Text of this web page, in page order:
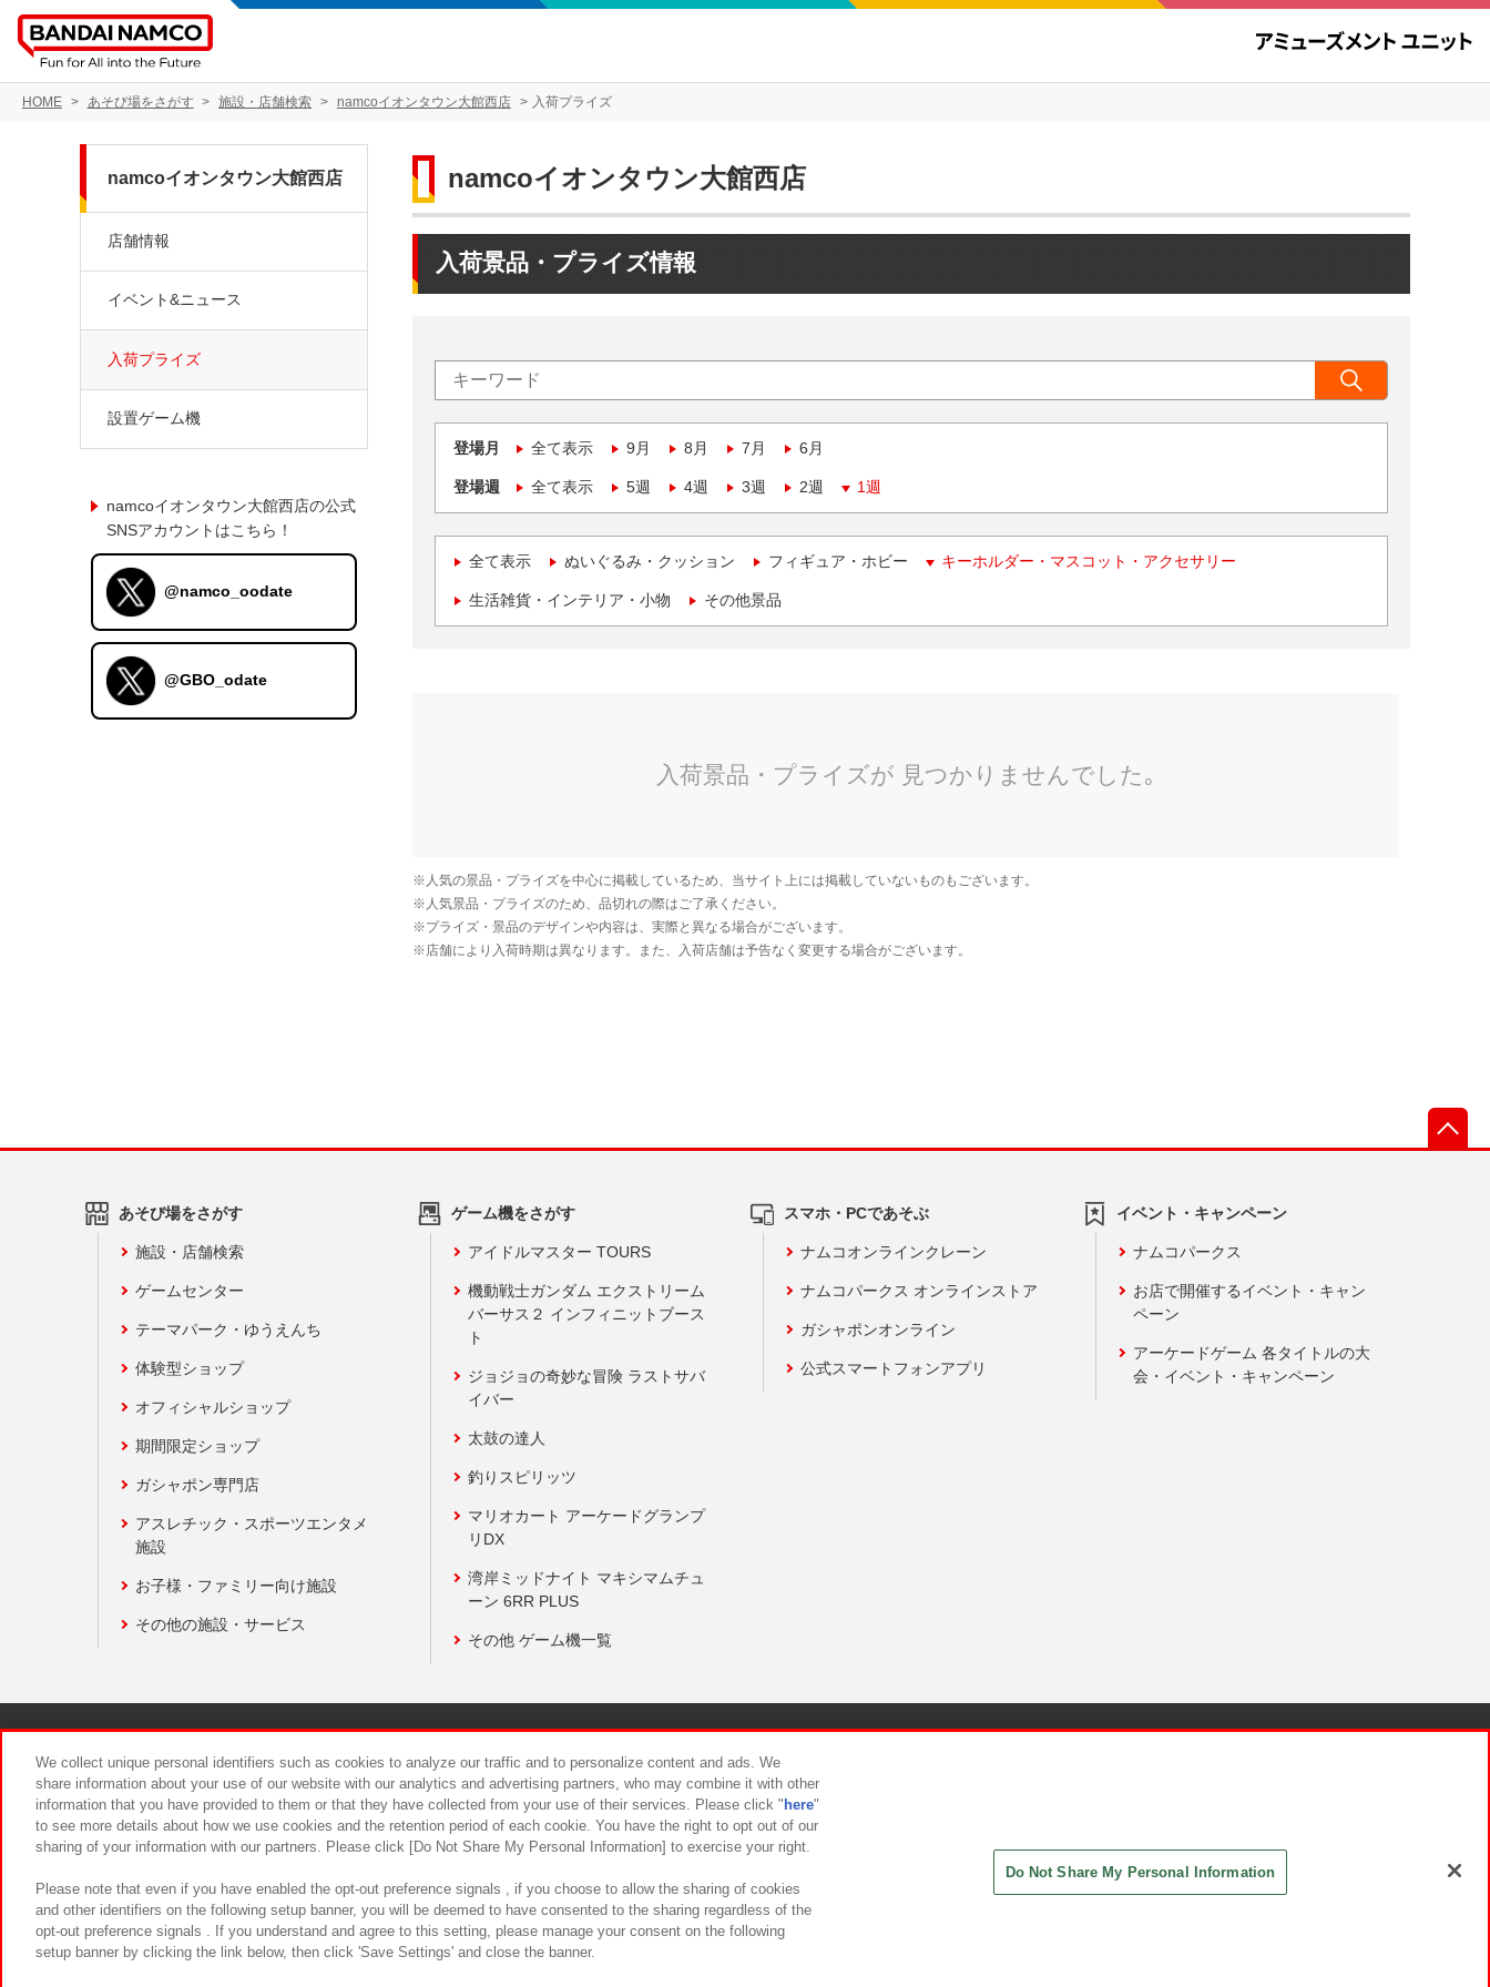
HOME あそび場をさがす 施設・店舗検索 namcoイオンタウン大館西店 入荷プライズ
namcoイオンタウン大館西店
入荷景品・プライズ情報
登場月 全て表示 9月 8月 7月 6月
登場週 全て表示 5週 4週 3週 2週 1週
全て表示 ぬいぐるみ・クッション フィギュア・ホビー キーホルダー・マスコット・アクセサリー
生活雑貨・インテリア・小物 その他景品
namcoイオンタウン大館西店
店舗情報
イベント&ニュース
入荷プライズ
設置ゲーム機
namcoイオンタウン大館西店の公式
SNSアカウントはこちら！
@namco_oodate
@GBO_odate
あそび場をさがす
施設・店舗検索
ゲームセンター
テーマパーク・ゆうえんち
体験型ショップ
オフィシャルショップ
期間限定ショップ
ガシャポン専門店
アスレチック・スポーツエンタメ
施設
お子様・ファミリー向け施設
その他の施設・サービス
ゲーム機をさがす
アイドルマスター TOURS
機動戦士ガンダム エクストリーム
バーサス２ インフィニットブース
ト
ジョジョの奇妙な冒険 ラストサバ
イバー
太鼓の達人
釣りスピリッツ
マリオカート アーケードグランプ
リDX
湾岸ミッドナイト マキシマムチュ
ーン 6RR PLUS
その他 ゲーム機一覧
スマホ・PCであそぶ
ナムコオンラインクレーン
ナムコパークス オンラインストア
ガシャポンオンライン
公式スマートフォンアプリ
イベント・キャンペーン
ナムコパークス
お店で開催するイベント・キャン
ペーン
アーケードゲーム 各タイトルの大
会・イベント・キャンペーン
食品のご提供について カスタマーハラスメント対応方針
We collect unique personal identifiers such as cookies to analyze our traffic and to personalize content and ads. We
share information about your use of our website with our analytics and advertising partners, who may combine it with other
information that you have provided to them or that they have collected from your use of their services. Please click " here"
to see more details about how we use cookies and the retention period of each cookie. You have the right to opt out of our
sharing of your information with our partners. Please click [Do Not Share My Personal Information] to exercise your right.
Please note that even if you have enabled the opt-out preference signals , if you choose to allow the sharing of cookies
and other identifiers on the following setup banner, you will be deemed to have consented to the sharing regardless of the
opt-out preference signals . If you understand and agree to this setting, please manage your consent on the following
setup banner by clicking the link below, then click 'Save Settings' and close the banner.
Do Not Share My Personal Information